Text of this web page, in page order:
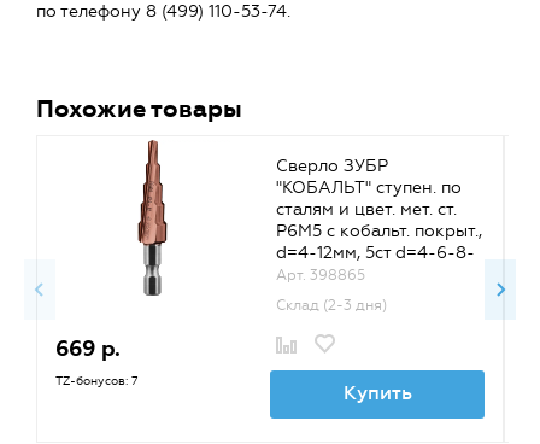
по телефону 8 (499) 110-53-74.
Похожие товары
Сверло ЗУБР
"КОБАЛЬТ" ступен. по
сталям и цвет. мет. ст.
Р6М5 с кобальт. покрыт.,
d=4-12мм, 5ст d=4-6-8-
10-12, L-65мм, хв.1/4"
{29672-4-12-5_z01}
Арт. 398865
Склад (2-3 дня)
669 р.
TZ-бонусов: 7 Купить